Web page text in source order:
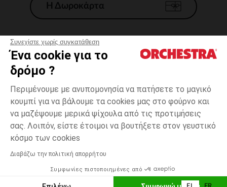
Συνεχίστε χωρίς συγκατάθεση
Ένα cookie για το
δρόμο ?
Περιμένουμε με ανυπομονησία να πατήσετε το μαγικό
κουμπί για να βάλουμε τα cookies μας στο φούρνο και
να μαζέψουμε μερικά ψίχουλα από τις προτιμήσεις
σας. Λοιπόν, είστε έτοιμοι να βουτήξετε στον γευστικό
κόσμο των cookies
Διαβάζω την πολιτική απορρήτου
Συμφωνίες πιστοποιημένες από
Πολύχρωμο
one
Δυνατότητα πληρωμής με
ΠΡΟΣΘΉΚΗ ΣΤΟ ΚΑΛΆΘΙ
Η Δωροκάρτα
Γενικοί 'Οροι Πώλησης
*Εμπορικες προσφορες
Προσωπικά δεδομένα
Διαχείρηση των cookies
Προσβασιμότητα: μη συμμορφούμενη
H Orchestra συμμετέχει στον κωδικά δεοντολογίας και στο σύστημα
μεσολάβησης της Γαλλικής Ομοσπονδίας Ηλεκτρονικού Εμπορίου.